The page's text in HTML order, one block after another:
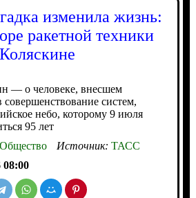
изменила жизнь:
ракетной техники
— о человеке, внесшем
систем,
небо, которому 9 июля
95 лет
Источник: ТАСС
08:00